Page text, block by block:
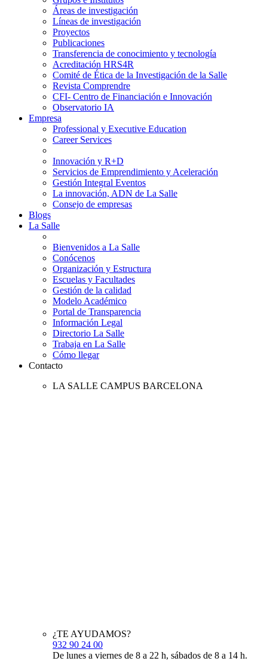
Áreas de investigación
Líneas de investigación
Proyectos
Publicaciones
Transferencia de conocimiento y tecnología
Acreditación HRS4R
Comité de Ética de la Investigación de la Salle
Revista Comprendre
CFI- Centro de Financiación e Innovación
Observatorio IA
Empresa
Professional y Executive Education
Career Services
Innovación y R+D
Servicios de Emprendimiento y Aceleración
Gestión Integral Eventos
La innovación, ADN de La Salle
Consejo de empresas
Blogs
La Salle
Bienvenidos a La Salle
Conócenos
Organización y Estructura
Escuelas y Facultades
Gestión de la calidad
Modelo Académico
Portal de Transparencia
Información Legal
Directorio La Salle
Trabaja en La Salle
Cómo llegar
Contacto
LA SALLE CAMPUS BARCELONA
¿TE AYUDAMOS?
932 90 24 00
De lunes a viernes de 8 a 22 h, sábados de 8 a 14 h.